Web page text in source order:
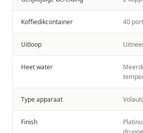
Koffiedikcontainer 40
Uitloop
Heet water
Type apparaat
Finish